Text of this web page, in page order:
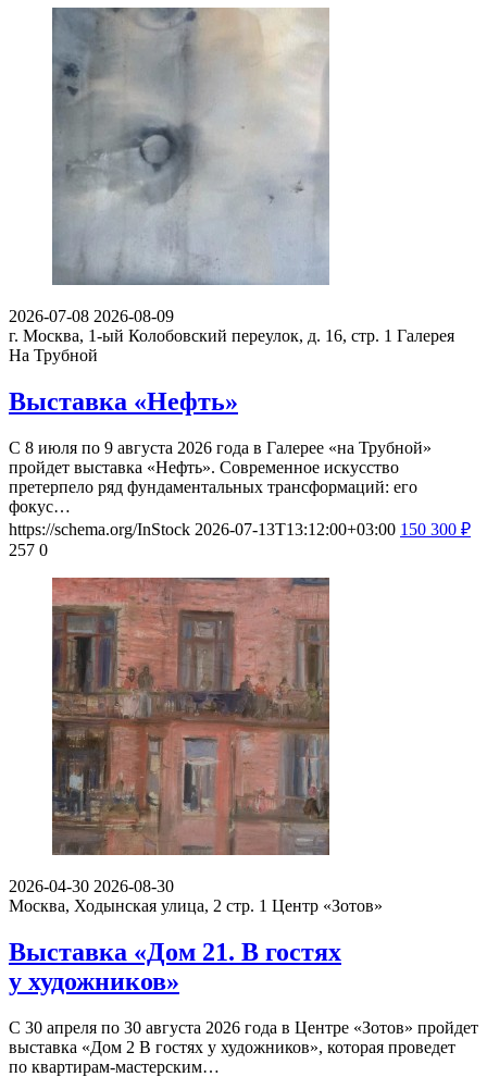
2026-07-08 2026-08-09
г. Москва, 1-ый Колобовский переулок, д. 16, стр. 1 Галерея
На Трубной
Выставка «Нефть»
С 8 июля по 9 августа 2026 года в Галерее «на Трубной»
пройдет выставка «Нефть». Современное искусство
претерпело ряд фундаментальных трансформаций: его
фокус…
https://schema.org/InStock 2026-07-13T13:12:00+03:00 150 300 ₽
257 0
2026-04-30 2026-08-30
Москва, Ходынская улица, 2 стр. 1 Центр «Зотов»
Выставка «Дом 21. В гостях
у художников»
С 30 апреля по 30 августа 2026 года в Центре «Зотов» пройдет
выставка «Дом 2 В гостях у художников», которая проведет
по квартирам-мастерским…